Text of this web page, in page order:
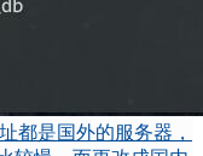
都是国外的服务器，